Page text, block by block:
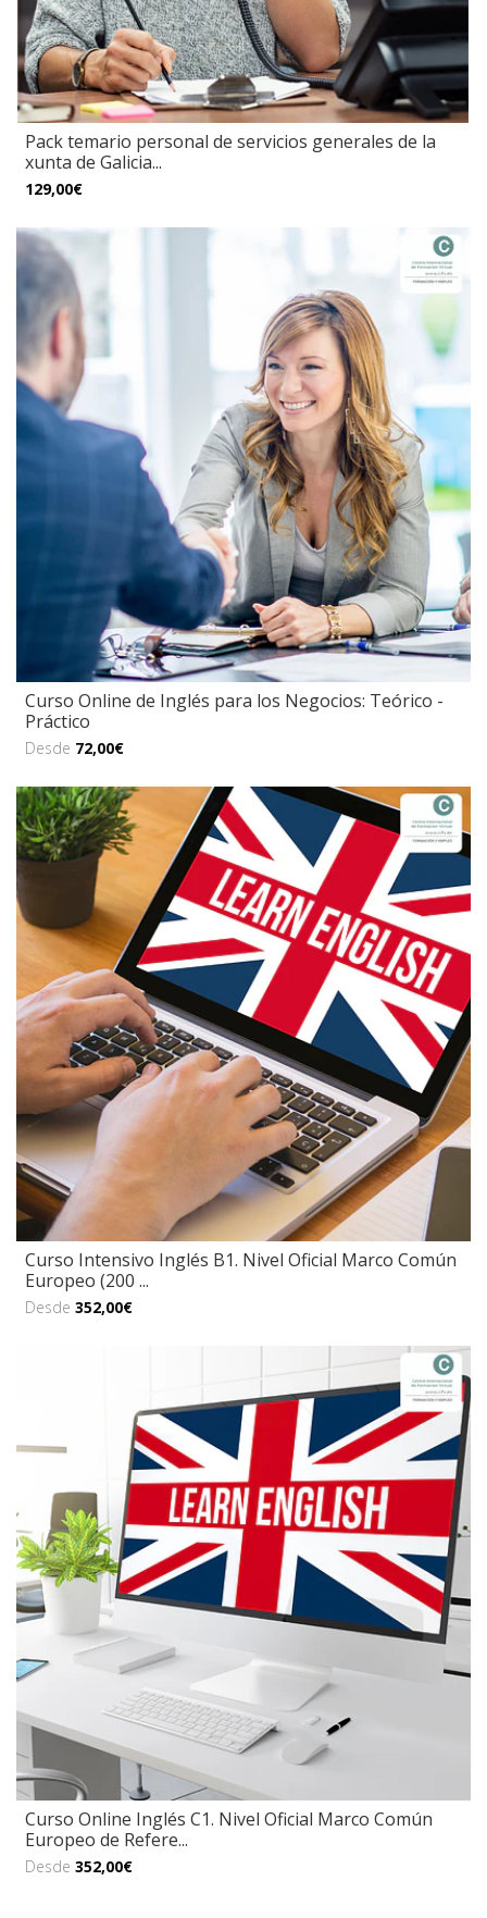
Pack temario personal de servicios generales de la
xunta de Galicia...
129,00€
Curso Online de Inglés para los Negocios: Teórico -
Práctico
Desde 72,00€
Curso Intensivo Inglés B1. Nivel Oficial Marco Común
Europeo (200 ...
Desde 352,00€
Curso Online Inglés C1. Nivel Oficial Marco Común
Europeo de Refere...
Desde 352,00€